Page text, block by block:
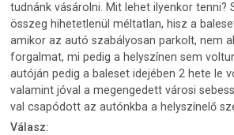
tudnánk vásárolni. Mit lehet ilyenkor tenni?
összeg hihetetlenül méltatlan, hisz a
amikor az autó szabályosan parkolt, nem
forgalmat, mi pedig a helyszínen sem
autóján pedig a baleset idejében 2 hete le
valamint jóval a megengedett városi
val csapódott az autónkba a helyszínelő
Válasz: